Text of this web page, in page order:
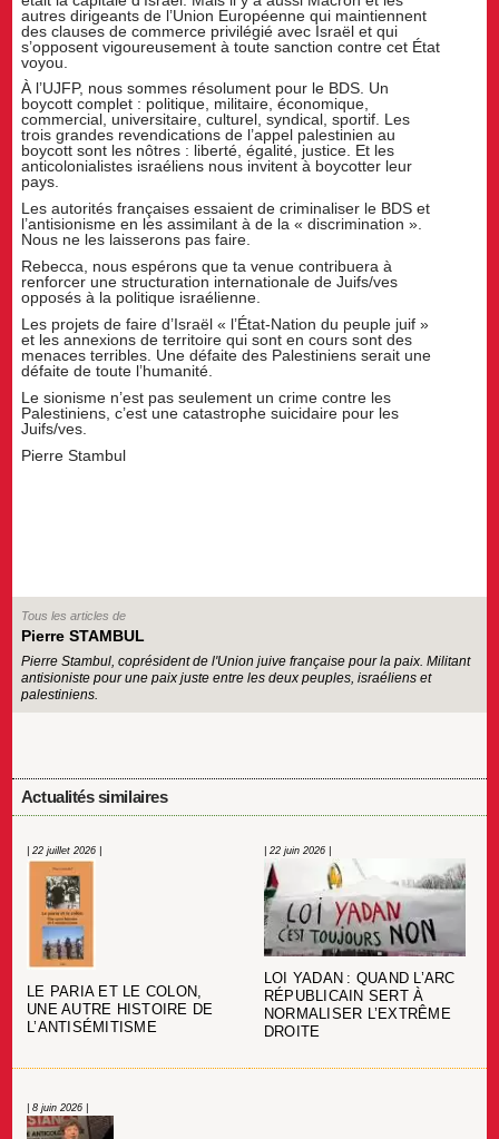
autres dirigeants de l’Union Européenne qui maintiennent
des clauses de commerce privilégié avec Israël et qui
s’opposent vigoureusement à toute sanction contre cet État
voyou.
À l’UJFP, nous sommes résolument pour le BDS. Un
boycott complet : politique, militaire, économique,
commercial, universitaire, culturel, syndical, sportif. Les
trois grandes revendications de l’appel palestinien au
boycott sont les nôtres : liberté, égalité, justice. Et les
anticolonialistes israéliens nous invitent à boycotter leur
pays.
Les autorités françaises essaient de criminaliser le BDS et
l’antisionisme en les assimilant à de la « discrimination ».
Nous ne les laisserons pas faire.
Rebecca, nous espérons que ta venue contribuera à
renforcer une structuration internationale de Juifs/ves
opposés à la politique israélienne.
Les projets de faire d’Israël « l’État-Nation du peuple juif »
et les annexions de territoire qui sont en cours sont des
menaces terribles. Une défaite des Palestiniens serait une
défaite de toute l’humanité.
Le sionisme n’est pas seulement un crime contre les
Palestiniens, c’est une catastrophe suicidaire pour les
Juifs/ves.
Pierre Stambul
Tous les articles de
Pierre STAMBUL
Pierre Stambul, coprésident de l'Union juive française pour la paix. Militant
antisioniste pour une paix juste entre les deux peuples, israéliens et
palestiniens.
Actualités similaires
| 22 juillet 2026 |
LE PARIA ET LE COLON,
UNE AUTRE HISTOIRE DE
L’ANTISÉMITISME
| 22 juin 2026 |
LOI YADAN : QUAND L’ARC
RÉPUBLICAIN SERT À
NORMALISER L’EXTRÊME
DROITE
| 8 juin 2026 |